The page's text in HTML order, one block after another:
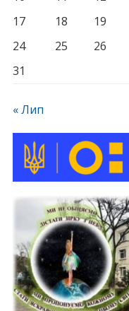
17
18 19
24
25 26
31
« Лип